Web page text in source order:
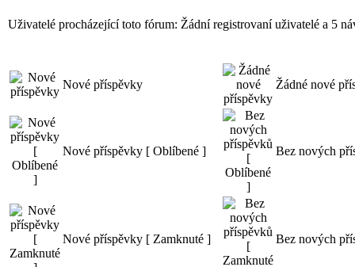
Uživatelé procházející toto fórum: Žádní registrovaní uživatelé a 5
Nové příspěvky Žádné nové
Nové příspěvky [ Oblíbené ] Bez nových
Nové příspěvky [ Zamknuté ] Bez nových